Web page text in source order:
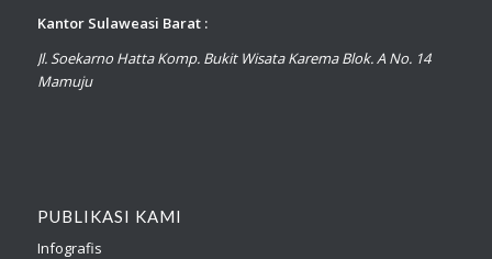
Kantor Sulaweasi Barat :
Jl. Soekarno Hatta Komp. Bukit Wisata Karema Blok. A No. 14
Mamuju
PUBLIKASI KAMI
Infografis